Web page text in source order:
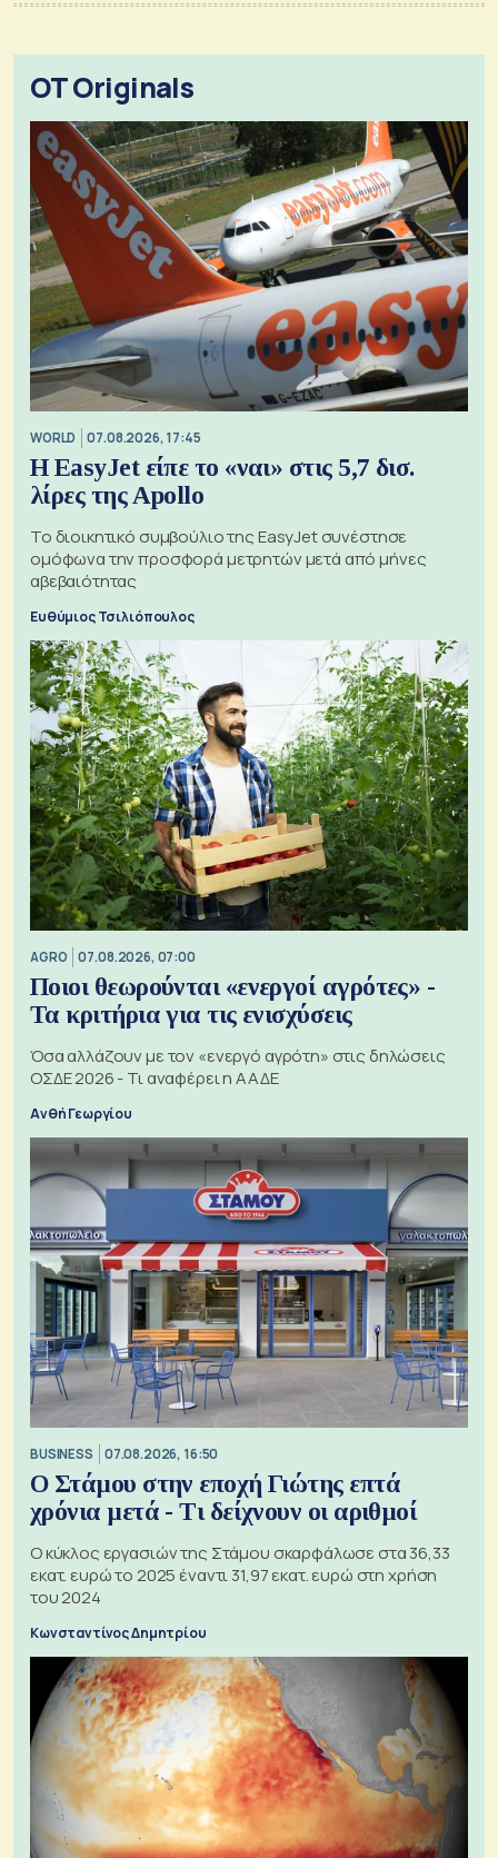
OT Originals
WORLD 07.08.2026, 17:45
Η EasyJet είπε το «ναι» στις 5,7 δισ.
λίρες της Apollo
Το διοικητικό συμβούλιο της EasyJet συνέστησε
ομόφωνα την προσφορά μετρητών μετά από μήνες
αβεβαιότητας
Ευθύμιος Τσιλιόπουλος
AGRO 07.08.2026, 07:00
Ποιοι θεωρούνται «ενεργοί αγρότες» -
Τα κριτήρια για τις ενισχύσεις
Όσα αλλάζουν με τον «ενεργό αγρότη» στις δηλώσεις
ΟΣΔΕ 2026 - Τι αναφέρει η ΑΑΔΕ
Ανθή Γεωργίου
BUSINESS 07.08.2026, 16:50
Ο Στάμου στην εποχή Γιώτης επτά
χρόνια μετά - Τι δείχνουν οι αριθμοί
Ο κύκλος εργασιών της Στάμου σκαρφάλωσε στα 36,33
εκατ. ευρώ το 2025 έναντι 31,97 εκατ. ευρώ στη χρήση
του 2024
Κωνσταντίνος Δημητρίου